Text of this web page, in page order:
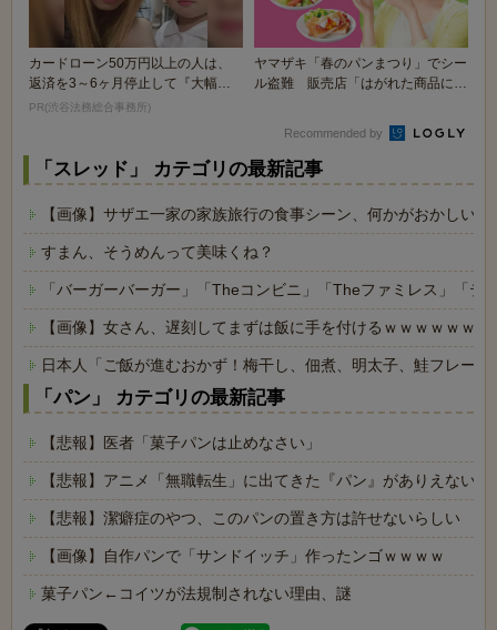
カードローン50万円以上の人は、
返済を3～6ヶ月停止して『大幅に
減額してから返済...
PR(渋谷法務総合事務所)
ヤマザキ「春のパンまつり」でシー
ル盗難 販売店「はがれた商品には
Recommended by
「スレッド」 カテゴリの最新記事
【画像】サザエ一家の家族旅行の食事シーン、何かがおかしいｗ
すまん、そうめんって美味くね？
「バーガーバーガー」「Theコンビニ」「Theファミレス」「テ
【画像】女さん、遅刻してまずは飯に手を付けるｗｗｗｗｗｗ
日本人「ご飯が進むおかず！梅干し、佃煮、明太子、鮭フレー
「パン」 カテゴリの最新記事
【悲報】医者「菓子パンは止めなさい」
【悲報】アニメ「無職転生」に出てきた『パン』がありえない
【悲報】潔癖症のやつ、このパンの置き方は許せないらしい
【画像】自作パンで「サンドイッチ」作ったンゴｗｗｗｗ
菓子パン←コイツが法規制されない理由、謎